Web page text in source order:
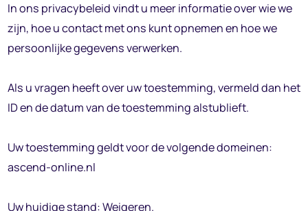
In ons privacybeleid vindt u meer informatie over wie we
zijn, hoe u contact met ons kunt opnemen en hoe we
persoonlijke gegevens verwerken.
Als u vragen heeft over uw toestemming, vermeld dan het
ID en de datum van de toestemming alstublieft.
Uw toestemming geldt voor de volgende domeinen:
ascend-online.nl
Uw huidige stand: Weigeren.